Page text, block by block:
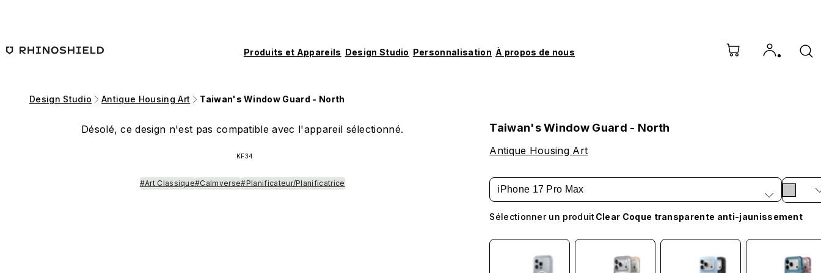
Produits et Appareils Design Studio Personnalisation À propos de nous
Design Studio Antique Housing Art Taiwan's Window Guard - North
Désolé, ce design n'est pas compatible avec l'appareil sélectionné.
KF34
#Art Classique#Calmverse#Planificateur/Planificatrice
Taiwan's Window Guard - North
Antique Housing Art
iPhone 17 Pro Max
Sélectionner un produit Clear Coque transparente anti-jaunissement